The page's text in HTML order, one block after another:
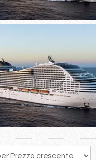
250 251 252 253